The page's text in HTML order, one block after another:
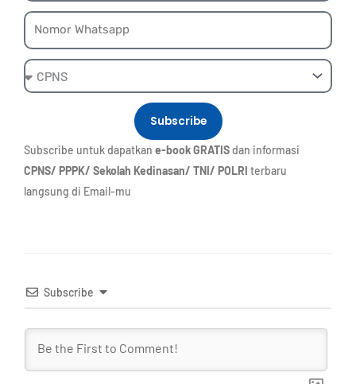
Whatsapp
Ebook
Subscribe
Subscribe untuk dapatkan e-book GRATISdan informasi
CPNS/ PPPK/ Sekolah Kedinasan/ TNI/ POLRI terbaru
langsung di Email-mu
Subscribe